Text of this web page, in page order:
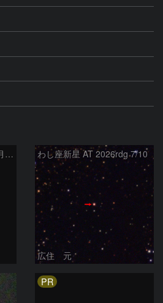
わし座 新星(V2104Aql) 7月9日 Seestar50 わし座新星 AT 2026rdg 7/10
広住 元
PR